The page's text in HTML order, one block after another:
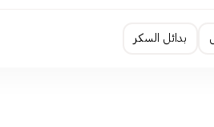
بدائل السكر